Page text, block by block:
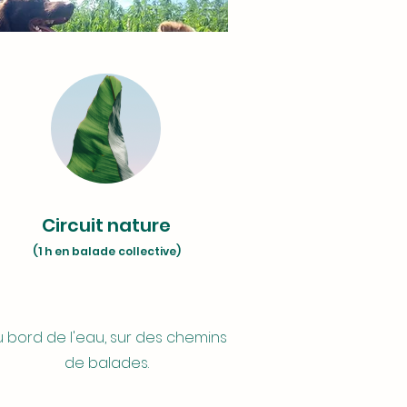
3 et 5 personnes
Circuit nature
(1 h en balade collective)
bord de l'eau, sur des chemins
de balades.